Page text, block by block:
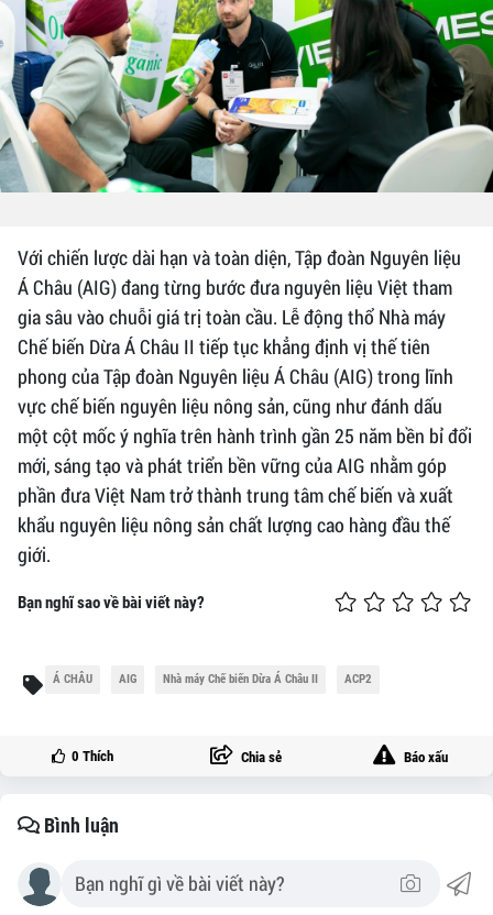
Với chiến lược dài hạn và toàn diện, Tập đoàn Nguyên liệu
Á Châu (AIG) đang từng bước đưa nguyên liệu Việt tham
gia sâu vào chuỗi giá trị toàn cầu. Lễ động thổ Nhà máy
Chế biến Dừa Á Châu II tiếp tục khẳng định vị thế tiên
phong của Tập đoàn Nguyên liệu Á Châu (AIG) trong lĩnh
vực chế biến nguyên liệu nông sản, cũng như đánh dấu
một cột mốc ý nghĩa trên hành trình gần 25 năm bền bỉ đổi
mới, sáng tạo và phát triển bền vững của AIG nhằm góp
phần đưa Việt Nam trở thành trung tâm chế biến và xuất
khẩu nguyên liệu nông sản chất lượng cao hàng đầu thế
giới.
Bạn nghĩ sao về bài viết này?
Á CHÂU AIG Nhà máy Chế biến Dừa Á Châu II ACP2
0 Thích Chia sẻ Báo xấu
Bình luận